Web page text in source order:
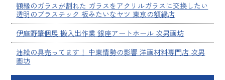
額縁のガラスが割れた ガラスをアクリルガラスに交換したい
透明のプラスチック 板みたいなヤツ 東京の額縁店
伊庭野肇個展 搬入出作業 銀座アートホール 次男画坊
油絵の具売ってます！ 中東情勢の影響 洋画材料専門店 次男
画坊